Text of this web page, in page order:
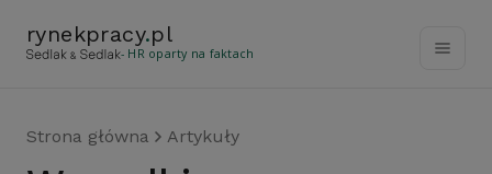
rynekpracy.pl
- HR oparty na faktach
Strona główna Artykuły